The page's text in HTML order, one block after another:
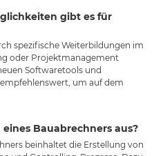
gibt es für
spezifische Weiterbildungen im
oder Projektmanagement
Softwaretools und
um auf dem
Bauabrechners aus?
beinhaltet die Erstellung von